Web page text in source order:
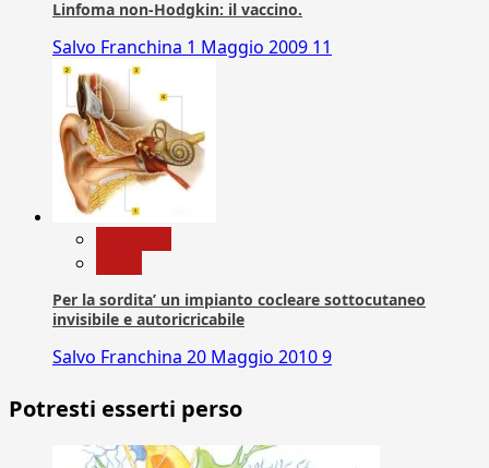
Linfoma non-Hodgkin: il vaccino.
Salvo Franchina 1 Maggio 2009 11
Per la sordita’ un impianto cocleare sottocutaneo
invisibile e autoricricabile
Salvo Franchina 20 Maggio 20109
Potresti esserti perso